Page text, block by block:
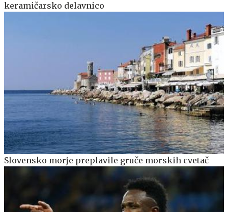
keramičarsko delavnico
Slovensko morje preplavile gruče morskih cvetač